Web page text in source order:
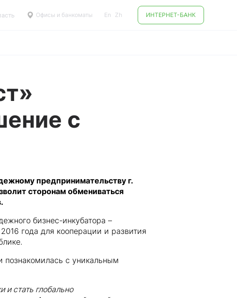
Офисы и банкоматы En Zh ИНТЕРНЕТ-БАНК
с
предпринимательству г.
сторонам обмениваться
бизнес-инкубатора –
года для кооперации и развития
познакомилась с уникальным
и стать глобально